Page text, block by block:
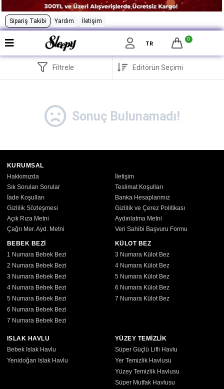
Sipariş Takibi Yardım İletişim
TR
0
Filtrele
Sonuç Bulunamadı!
KURUMSAL
Hakkımızda
İletişim
Sık Sorulan Sorular
Teslimat Koşulları
İade Koşulları
Banka Hesaplarımız
Gizlilik Sözleşmesi
Gizlilik ve Çerez Politikası
Açık Rıza Metni
Aydınlatma Metni
Çağrı Mer. Ayd. Metni
Veri Sahibi Başvuru Formu
BEBEK BEZİ
1 Numara Bebek Bezi
2 Numara Bebek Bezi
3 Numara Bebek Bezi
4 Numara Bebek Bezi
5 Numara Bebek Bezi
6 Numara Bebek Bezi
7 Numara Bebek Bezi
KÜLOT BEZ
3 Numara Külot Bez
4 Numara Külot Bez
5 Numara Külot Bez
6 Numara Külot Bez
7 Numara Külot Bez
ISLAK HAVLU
Bebek Islak Havlu
Yenidoğan Islak Havlu
YÜZEY TEMİZLİK
Süper Güçlü Lifli Havlu
Yer Temizlik Havlusu
Yüzey Temizlik Havlusu
Süper Mutfak Havlusu